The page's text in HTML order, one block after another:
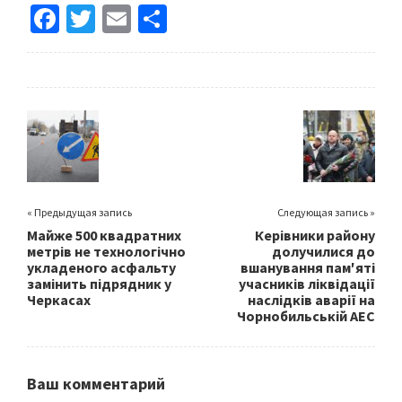
Fa
ce
o
o
k
T
wi
E
m h
« Предыдущая запись
Майже 500 квадратних
метрів не технологічно
укладеного асфальту
замінить підрядник у
Черкасах
Следующая запись »
Керівники району
долучилися до
вшанування пам′яті
учасників ліквідації
наслідків аварії на
Чорнобильській АЕС
Ваш комментарий